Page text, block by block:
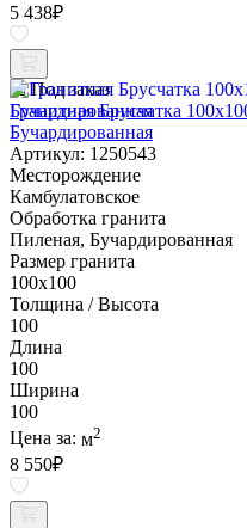
5 438₽
Под заказ
Гранитная Брусчатка
Бучардированная
Артикул: 1250543
Месторождение
Камбулатовское
Обработка гранита
Пиленая, Бучардированная
Размер гранита
100х100
Толщина / Высота
100
Длина
100
Ширина
100
Цена за: м2
8 550₽